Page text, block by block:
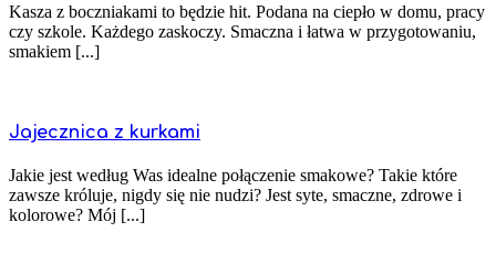
Kasza z boczniakami to będzie hit. Podana na ciepło w domu, pracy
czy szkole. Każdego zaskoczy. Smaczna i łatwa w przygotowaniu,
smakiem [...]
Jajecznica z kurkami
Jakie jest według Was idealne połączenie smakowe? Takie które
zawsze króluje, nigdy się nie nudzi? Jest syte, smaczne, zdrowe i
kolorowe? Mój [...]